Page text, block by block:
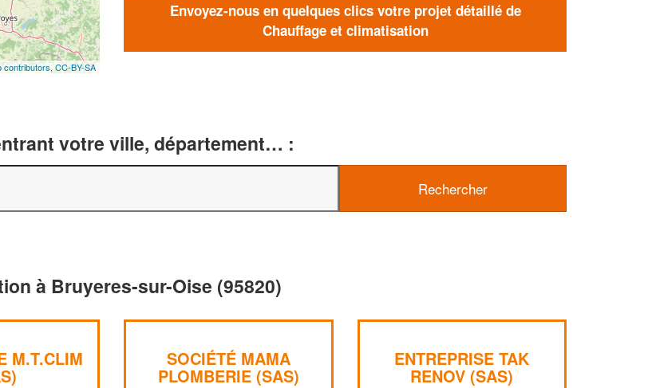
contributors, CC-BY-SA
Envoyez-nous en quelques clics votre projet détaillé de
Chauffage et climatisation
votre ville, département… :
à Bruyeres-sur-Oise (95820)
M.T.CLIM SOCIÉTÉ MAMA
PLOMBERIE (SAS)
ENTREPRISE TAK
RENOV (SAS)
✕
nouveaux clients!
En savoir plus